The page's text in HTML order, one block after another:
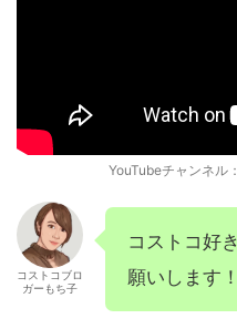
YouTubeチャンネル：
コストコブロ
ガーもち子
コストコ好
願いします！